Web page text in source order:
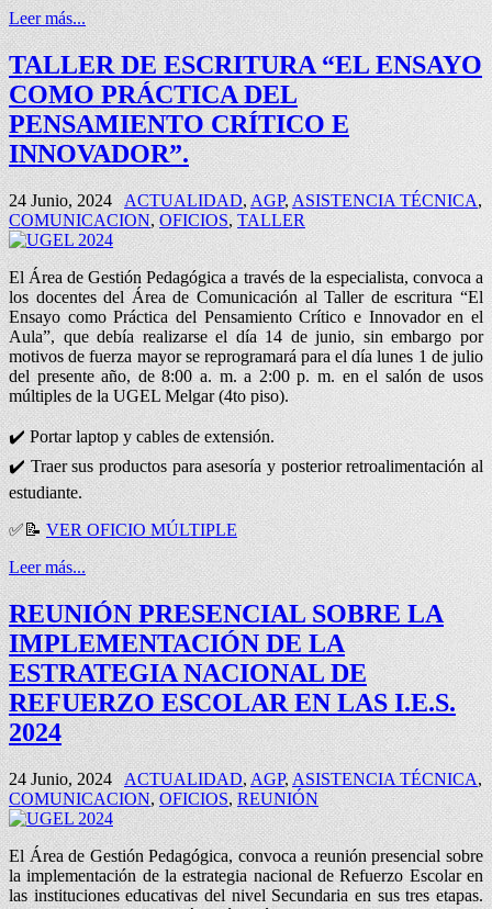
Leer más...
TALLER DE ESCRITURA “EL ENSAYO
COMO PRÁCTICA DEL
PENSAMIENTO CRÍTICO E
INNOVADOR”.
24 Junio, 2024 ACTUALIDAD, AGP, ASISTENCIA TÉCNICA,
COMUNICACION,OFICIOS, TALLER
El Área de Gestión Pedagógica a través de la especialista, convoca a
los docentes del Área de Comunicación al Taller de escritura “El
Ensayo como Práctica del Pensamiento Crítico e Innovador en el
Aula”, que debía realizarse el día 14 de junio, sin embargo por
motivos de fuerza mayor se reprogramará para el día lunes 1 de julio
del presente año, de 8:00 a. m. a 2:00 p. m. en el salón de usos
múltiples de la UGEL Melgar (4to piso).
✔️ Portar laptop y cables de extensión.
✔️ Traer sus productos para asesoría y posterior retroalimentación al
estudiante.
✅📝VER OFICIO MÚLTIPLE
Leer más...
REUNIÓN PRESENCIAL SOBRE LA
IMPLEMENTACIÓN DE LA
ESTRATEGIA NACIONAL DE
REFUERZO ESCOLAR EN LAS I.E.S.
2024
24 Junio, 2024 ACTUALIDAD,AGP,ASISTENCIA TÉCNICA,
COMUNICACION, OFICIOS,REUNIÓN
El Área de Gestión Pedagógica, convoca a reunión presencial sobre
la implementación de la estrategia nacional de Refuerzo Escolar en
las instituciones educativas del nivel Secundaria en sus tres etapas.